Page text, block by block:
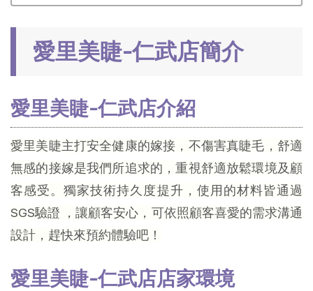
愛里美睫-仁武店簡介
愛里美睫-仁武店介紹
愛里美睫主打安全健康的嫁接，不傷害真睫毛，舒適
無感的接嫁是我們所追求的，重視舒適放鬆環境及顧
客感受。獨家技術持久度提升，使用的材料皆通過
SGS驗證 ，讓顧客安心，可依照顧客喜愛的需求溝通
設計，趕快來預約體驗吧！
愛里美睫-仁武店店家環境